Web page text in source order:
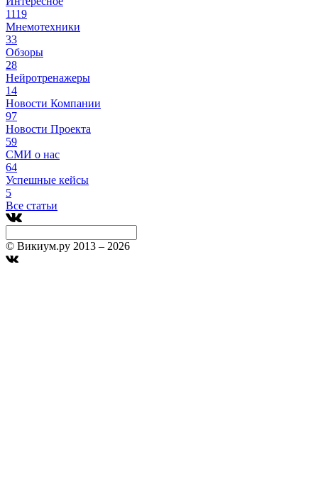
1119
Мнемотехники
33
Обзоры
28
Нейротренажеры
14
Новости Компании
97
Новости Проекта
59
СМИ о нас
64
Успешные кейсы
5
Все статьи
© Викиум.ру 2013 – 2026